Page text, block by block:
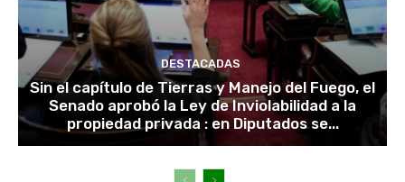
DESTACADAS
Sin el capítulo de Tierras y Manejo del Fuego, el
Senado aprobó la Ley de Inviolabilidad a la
propiedad privada : en Diputados se...